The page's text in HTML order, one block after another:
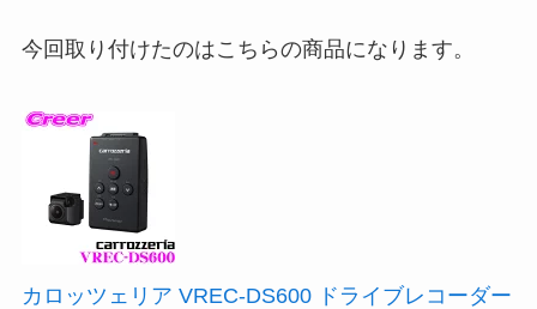
今回取り付けたのはこちらの商品になります。
カロッツェリア VREC-DS600 ドライブレコーダー